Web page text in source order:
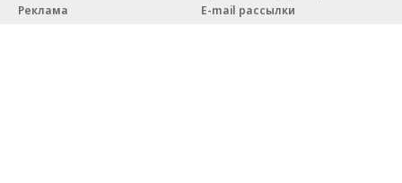
Реклама
E-mail рассылки